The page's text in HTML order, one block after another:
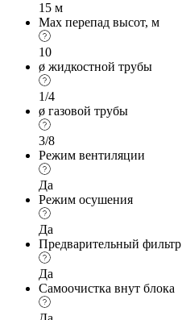
15 м
Max перепад высот, м
10
ø жидкостной трубы
1/4
ø газовой трубы
3/8
Режим вентиляции
Да
Режим осушения
Да
Предварительный фильтр
Да
Самоочистка внут блока